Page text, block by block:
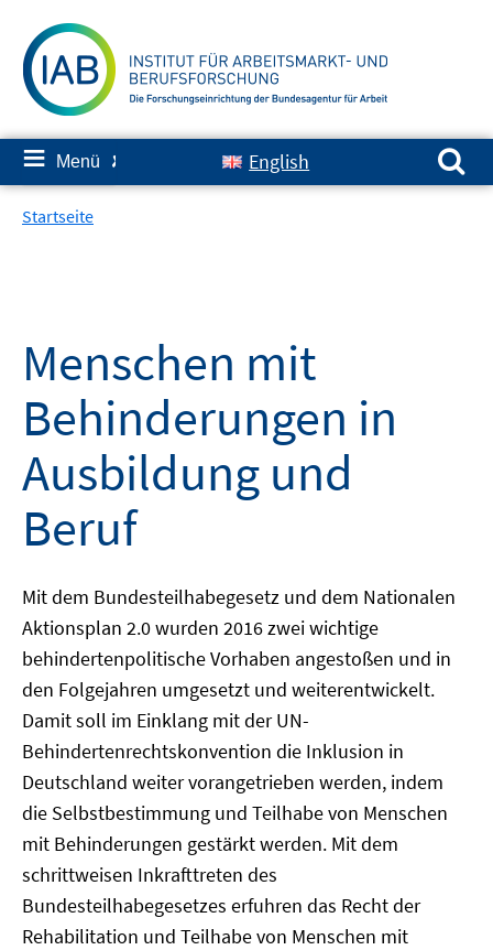
zum
Inhalt
≡ Menü ✘ English
Suchen nach:
Startseite
Menschen mit
Behinderungen in
Ausbildung und
Beruf
Mit dem Bundesteilhabegesetz und dem Nationalen
Aktionsplan 2.0 wurden 2016 zwei wichtige
behindertenpolitische Vorhaben angestoßen und in
den Folgejahren umgesetzt und weiterentwickelt.
Damit soll im Einklang mit der UN-
Behindertenrechtskonvention die Inklusion in
Deutschland weiter vorangetrieben werden, indem
die Selbstbestimmung und Teilhabe von Menschen
mit Behinderungen gestärkt werden. Mit dem
schrittweisen Inkrafttreten des
Bundesteilhabegesetzes erfuhren das Recht der
Rehabilitation und Teilhabe von Menschen mit